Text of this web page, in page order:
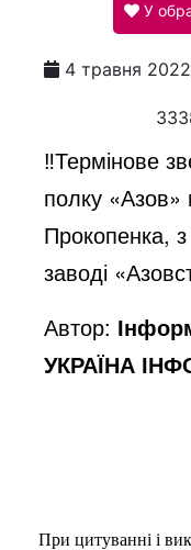
У
4 травня
‼️Термінове
полку «Азов»
Прокопенка,
заводі
Автор:
УКРАЇНА
При цитуванні і